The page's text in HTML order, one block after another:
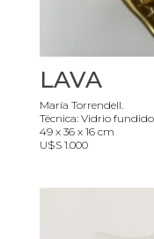
LAVA
María Torrendell.
Técnica: Vidrio
49 x 36 x 16 cm
U$S 1.000